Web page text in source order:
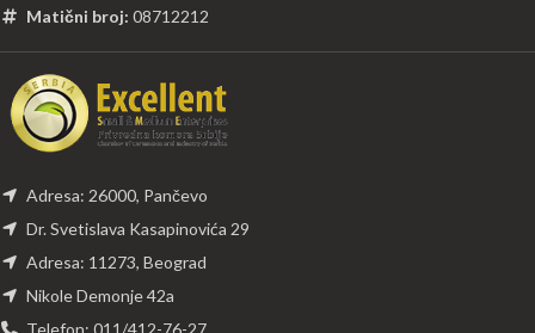
Matični broj: 08712212
Adresa: 26000, Pančevo
Dr. Svetislava Kasapinovića 29
Adresa: 11273, Beograd
Nikole Demonje 42a